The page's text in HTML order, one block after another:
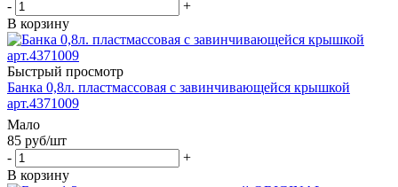
-
+
В корзину
Быстрый просмотр
Банка 0,8л. пластмассовая с завинчивающейся крышкой
арт.4371009
Мало
85 руб/шт
-
+
В корзину